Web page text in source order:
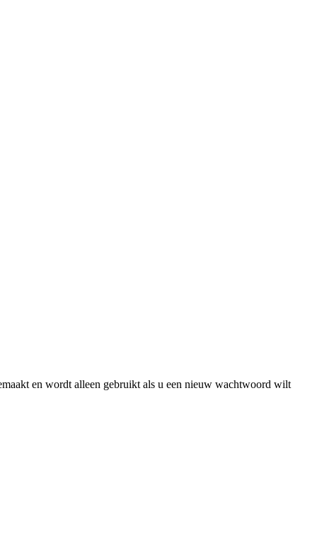
en wordt alleen gebruikt als u een nieuw wachtwoord wilt